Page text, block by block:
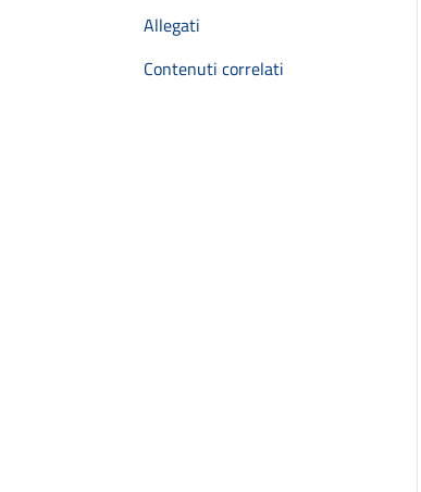
Allegati
Contenuti correlati